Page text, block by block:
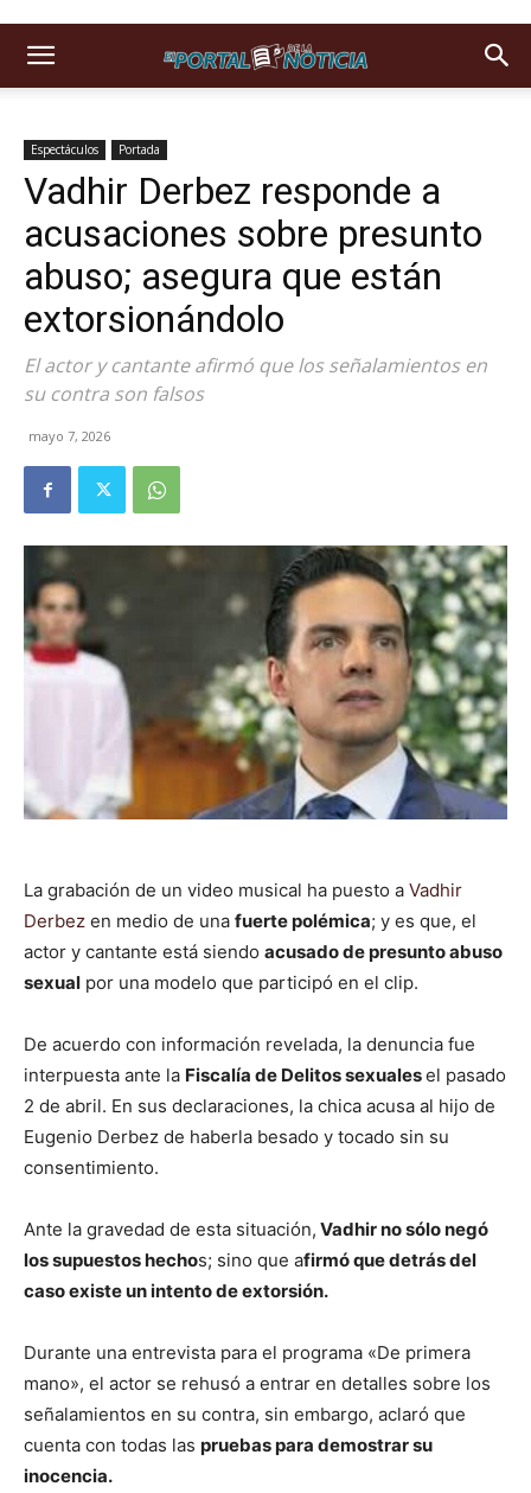
Espectáculos Portada
Vadhir Derbez responde a
acusaciones sobre presunto
abuso; asegura que están
extorsionándolo
El actor y cantante afirmó que los señalamientos en
su contra son falsos
mayo 7, 2026
La grabación de un video musical ha puesto a Vadhir
Derbez en medio de una fuerte polémica; y es que, el
actor y cantante está siendo acusado de presunto abuso
sexual por una modelo que participó en el clip.
De acuerdo con información revelada, la denuncia fue
interpuesta ante la Fiscalía de Delitos sexualesel pasado
2 de abril. En sus declaraciones, la chica acusa al hijo de
Eugenio Derbez de haberla besado y tocado sin su
consentimiento.
Ante la gravedad de esta situación, Vadhir no sólo negó
los supuestos hechos; sino que afirmó que detrás del
caso existe un intento de extorsión.
Durante una entrevista para el programa «De primera
mano», el actor se rehusó a entrar en detalles sobre los
señalamientos en su contra, sin embargo, aclaró que
cuenta con todas las pruebas para demostrar su
inocencia.